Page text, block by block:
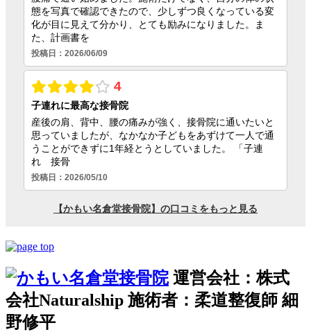
運営会社：株式
会社Naturalship 施術者：柔道整復師 細
野修平